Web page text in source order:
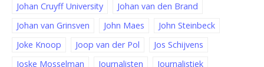
Johan Cruyff University
Johan van den Brand
Johan van Grinsven
John Maes
John Steinbeck
Joke Knoop
Joop van der Pol
Jos Schijvens
Joske Mosselman
Journalisten Journalistiek